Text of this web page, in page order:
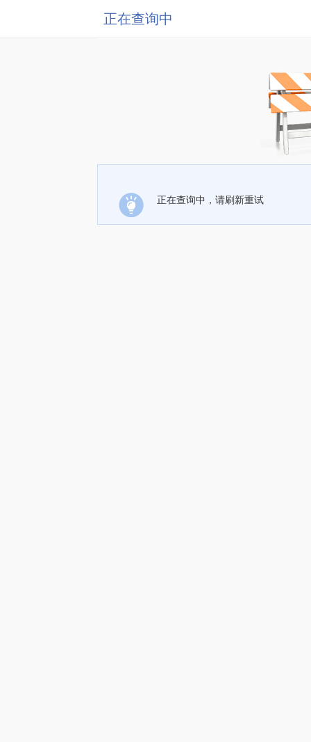
正在查询中
正在查询中，请刷新重试